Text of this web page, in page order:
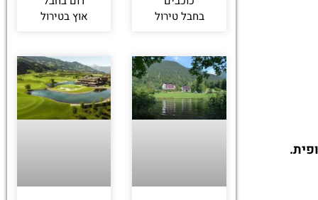
בחבל טירול
אוץ בטירול